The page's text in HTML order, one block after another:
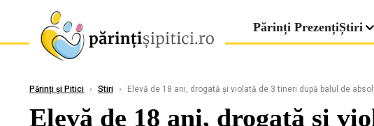
Părinți PrezențiȘtiri
Părinți și Pitici › Stiri › Elevă de 18 ani, drogată și violată de 3 tineri după balul de
Elevă de 18 ani, drogată și